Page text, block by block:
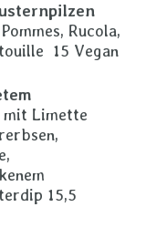
Rucola,
15 Vegan
mit Limette
15,5